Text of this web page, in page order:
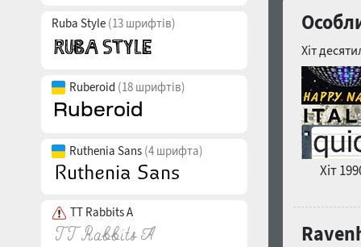
Ruba Style (13 шрифтів)
Ruberoid (18 шрифтів)
Ruthenia Sans (4 шрифта)
TT Rabbits A
Хіт
Хіт